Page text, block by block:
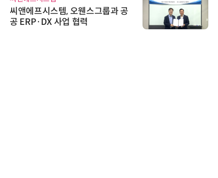
씨앤에프시스템, 오웬스그룹과 공
공 ERP·DX 사업 협력